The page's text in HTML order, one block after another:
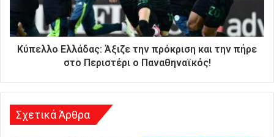
ε
ν
Κύπελλο Ελλάδας: Άξιζε την πρόκριση και την πήρε
στο Περιστέρι ο Παναθηναϊκός!
Σχετικά Άρθρα